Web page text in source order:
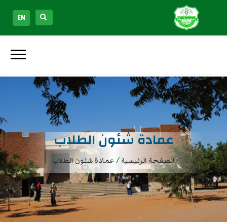
EN
عمادة شئون الطلاب
الصفحة الرئيسية/عمادة شئون الطلاب